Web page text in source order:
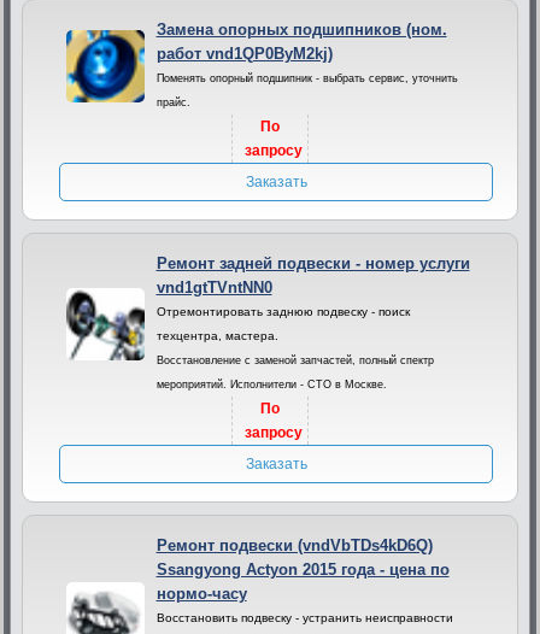
Замена опорных подшипников (ном.
работ vnd1QP0ByM2kj)
Поменять опорный подшипник - выбрать сервис, уточнить
прайс.
По
запросу
Заказать
Ремонт задней подвески - номер услуги
vnd1gtTVntNN0
Отремонтировать заднюю подвеску - поиск
техцентра, мастера.
Восстановление с заменой запчастей, полный спектр
мероприятий. Исполнители - СТО в Москве.
По
запросу
Заказать
Ремонт подвески (vndVbTDs4kD6Q)
Ssangyong Actyon 2015 года - цена по
нормо-часу
Восстановить подвеску - устранить неисправности